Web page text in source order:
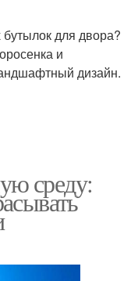
для двора?
и
дизайн.
среду: